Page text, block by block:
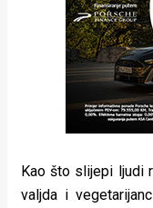
Kao što slijepi ljudi
valjda i